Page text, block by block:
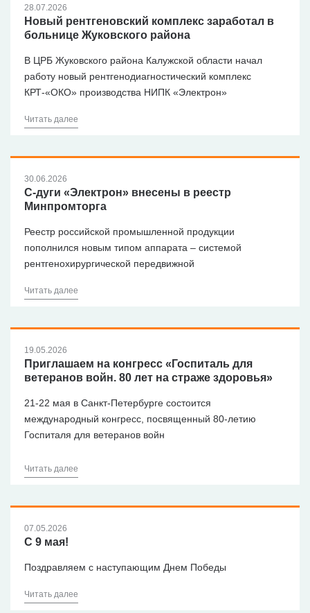
28.07.2026
Новый рентгеновский комплекс заработал в
больнице Жуковского района
В ЦРБ Жуковского района Калужской области начал
работу новый рентгенодиагностический комплекс
КРТ-«ОКО» производства НИПК «Электрон»
Читать далее
30.06.2026
С-дуги «Электрон» внесены в реестр
Минпромторга
Реестр российской промышленной продукции
пополнился новым типом аппарата – системой
рентгенохирургической передвижной
Читать далее
19.05.2026
Приглашаем на конгресс «Госпиталь для
ветеранов войн. 80 лет на страже здоровья»
21-22 мая в Санкт-Петербурге состоится
международный конгресс, посвященный 80-летию
Госпиталя для ветеранов войн
Читать далее
07.05.2026
С 9 мая!
Поздравляем с наступающим Днем Победы
Читать далее